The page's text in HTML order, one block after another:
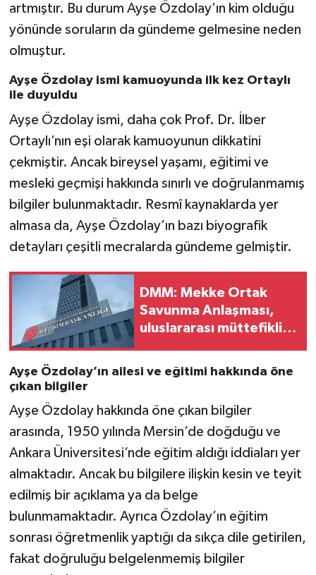
artmıştır. Bu durum Ayşe Özdolay’ın kim olduğu
yönünde soruların da gündeme gelmesine neden
olmuştur.
Ayşe Özdolay ismi kamuoyunda ilk kez Ortaylı
ile duyuldu
Ayşe Özdolay ismi, daha çok Prof. Dr. İlber
Ortaylı’nın eşi olarak kamuoyunun dikkatini
çekmiştir. Ancak bireysel yaşamı, eğitimi ve
mesleki geçmişi hakkında sınırlı ve doğrulanmamış
bilgiler bulunmaktadır. Resmî kaynaklarda yer
almasa da, Ayşe Özdolay’ın bazı biyografik
detayları çeşitli mecralarda gündeme gelmiştir.
DMM: Mekke Ortak
Savunma Anlaşması,
uluslararası müttefiklik
çelişmemektedir
Ayşe Özdolay’ın ailesi ve eğitimi hakkında öne
çıkan bilgiler
Ayşe Özdolay hakkında öne çıkan bilgiler
arasında, 1950 yılında Mersin’de doğduğu ve
Ankara Üniversitesi’nde eğitim aldığı iddiaları yer
almaktadır. Ancak bu bilgilere ilişkin kesin ve teyit
edilmiş bir açıklama ya da belge
bulunmamaktadır. Ayrıca Özdolay’ın eğitim
sonrası öğretmenlik yaptığı da sıkça dile getirilen,
fakat doğruluğu belgelenmemiş bilgiler